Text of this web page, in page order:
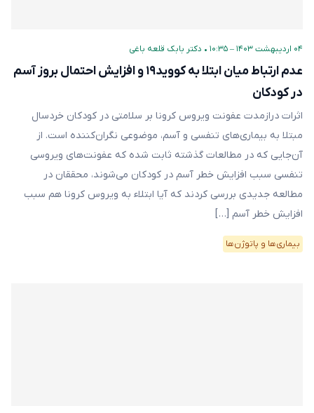
۰۴ اردیبهشت ۱۴۰۳ – ۱۰:۳۵ • دکتر بابک قلعه‌ باغی
عدم ارتباط میان ابتلا به کووید۱۹ و افزایش احتمال بروز آسم
در کودکان
اثرات درازمدت عفونت ویروس کرونا بر سلامتی در کودکان خردسال
مبتلا به بیماری‌های تنفسی و آسم، موضوعی نگران‌کننده است. از
آن‌جایی که در مطالعات گذشته ثابت شده که عفونت‌های ویروسی
تنفسی سبب افزایش خطر آسم در کودکان می‌شوند، محققان در
مطالعه جدیدی بررسی کردند که آیا ابتلاء به ویروس کرونا هم سبب
افزایش خطر آسم […]
بیماری‌ها و پاتوژن‌ها